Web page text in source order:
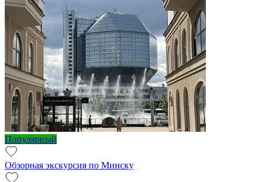
Популярный
Обзорная экскурсия по Минску